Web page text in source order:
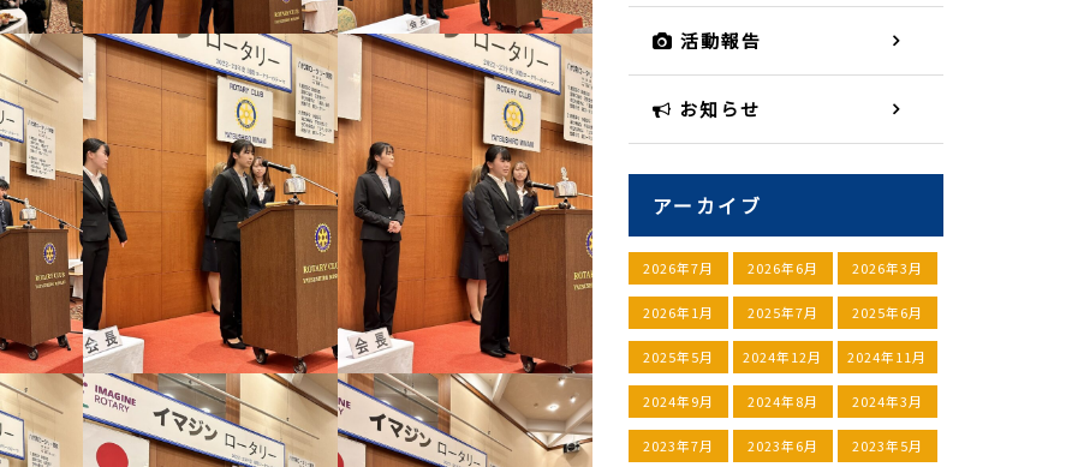
活動報告
お知らせ
アーカイブ
2026年7月 2026年6月 2026年3月
2026年1月 2025年7月 2025年6月
2025年5月 2024年12月 2024年11月
2024年9月 2024年8月 2024年3月
2023年7月 2023年6月 2023年5月